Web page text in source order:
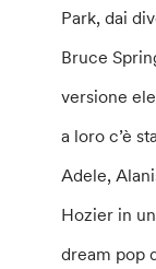
Park, dai
Bruce
versione
a loro c’è
Adele,
Hozier in
dream pop